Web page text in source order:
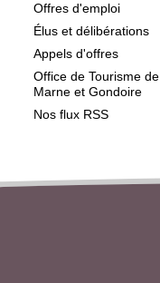
Offres d'emploi
Élus et délibérations
Appels d'offres
Office de Tourisme de
Marne et Gondoire
Nos flux RSS